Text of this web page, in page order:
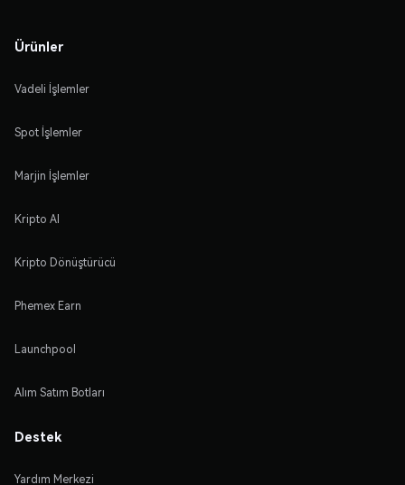
Ürünler
Vadeli İşlemler
Spot İşlemler
Marjin İşlemler
Kripto Al
Kripto Dönüştürücü
Phemex Earn
Launchpool
Alım Satım Botları
Destek
Yardım Merkezi